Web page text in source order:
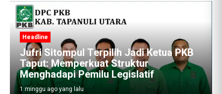
Headline
Jufri Sitompul Terpilih Jadi Ketua PKB
Taput: Memperkuat Struktur
Menghadapi Pemilu Legislatif
1 minggu ago yang lalu